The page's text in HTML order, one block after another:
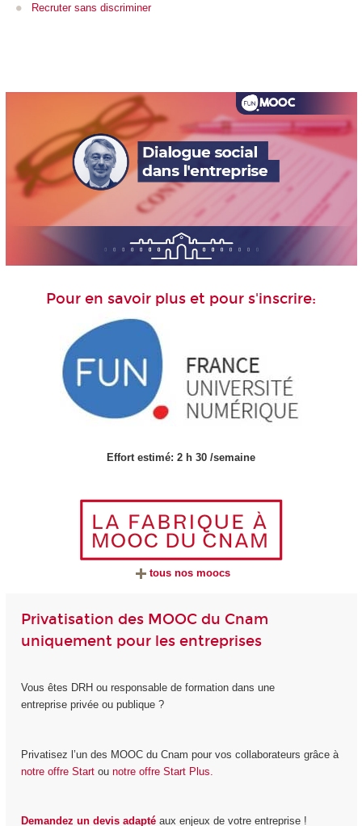
Recruter sans discriminer
Pour en savoir plus et pour s'inscrire:
Effort estimé: 2 h 30 /semaine
tous nos moocs
Privatisation des MOOC du Cnam
uniquement pour les entreprises
Vous êtes DRH ou responsable de formation dans une
entreprise privée ou publique ?
Privatisez l’un des MOOC du Cnam pour vos collaborateurs grâce à
notre offre Startou notre offre Start Plus.
Demandez un devis adaptéaux enjeux de votre entreprise !